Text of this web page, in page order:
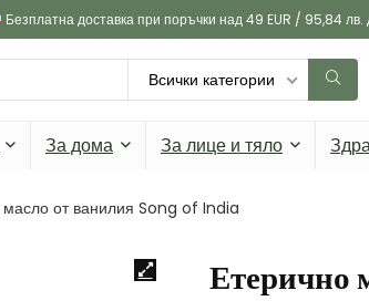
Безплатна доставка при поръчки над 49 EUR / 95,84
Всички категории
За дома За лице и тяло
масло от ванилия Song of India
Етерично